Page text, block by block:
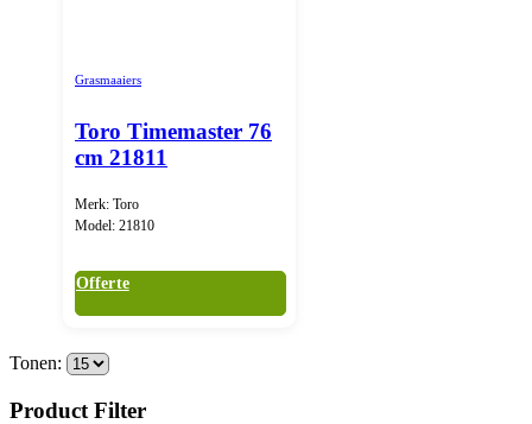
Grasmaaiers
Toro Timemaster 76
cm 21811
Merk: Toro
Model: 21810
Offerte
Tonen:
Product Filter